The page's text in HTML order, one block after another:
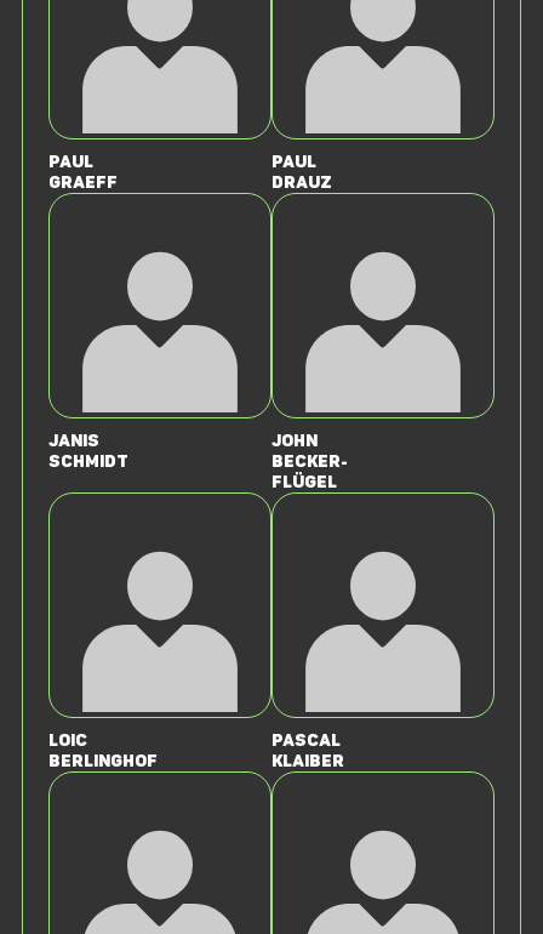
Paul
Graeff
Paul
Drauz
Janis
Schmidt
John
Becker-
Flügel
Loic
Berlinghof
Pascal
Klaiber